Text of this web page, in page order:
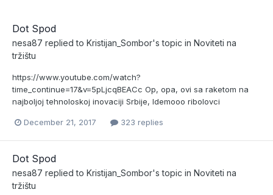
Dot Spod
nesa87 replied to Kristijan_Sombor's topic in Noviteti na
tržištu
https://www.youtube.com/watch?
time_continue=17&v=5pLjcqBEACc Op, opa, ovi sa raketom na
najboljoj tehnoloskoj inovaciji Srbije, Idemooo ribolovci
December 21, 2017 323 replies
Dot Spod
nesa87 replied to Kristijan_Sombor's topic in Noviteti na
tržištu